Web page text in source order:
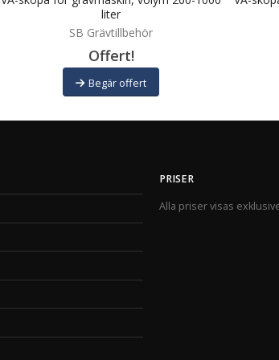
liter
SB Grävtillbehör
Offert!
Begär offert
PRISER
Alla priser visas